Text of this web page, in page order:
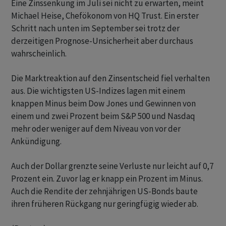
Eine Zinssenkung im Juli sei nicht zu erwarten, meint
Michael Heise, Chefökonom von HQ Trust. Ein erster
Schritt nach unten im September sei trotz der
derzeitigen Prognose-Unsicherheit aber durchaus
wahrscheinlich.
Die Marktreaktion auf den Zinsentscheid fiel verhalten
aus. Die wichtigsten US-Indizes lagen mit einem
knappen Minus beim Dow Jones und Gewinnen von
einem und zwei Prozent beim S&P 500 und Nasdaq
mehr oder weniger auf dem Niveau von vor der
Ankündigung.
Auch der Dollar grenzte seine Verluste nur leicht auf 0,7
Prozent ein. Zuvor lag er knapp ein Prozent im Minus.
Auch die Rendite der zehnjährigen US-Bonds baute
ihren früheren Rückgang nur geringfügig wieder ab.